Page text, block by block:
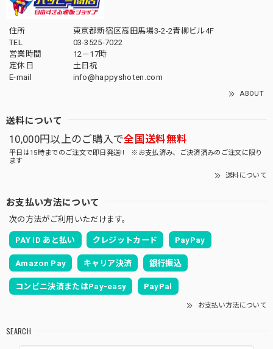
住所
東京都新宿区高田馬場3-2-2青柳ビル4F
TEL
03-3525-7022
営業時間
12－17時
定休日
土日祝
E-mail
info@happyshoten.com
ABOUT
送料について
10,000円以上のご購入で全国送料無料
平日は15時までのご注文で即日発送!! ※お支払済み、ご決済済みのご注文に限り
ます
送料について
お支払い方法について
次の方法がご利用いただけます。
PAY ID あと払い クレジットカード PayPay
Amazon Pay キャリア決済 銀行振込
コンビニ決済またはPay-easy PayPal
お支払い方法について
SEARCH